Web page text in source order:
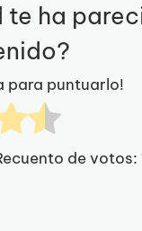
te ha
para puntuarlo!
de votos: